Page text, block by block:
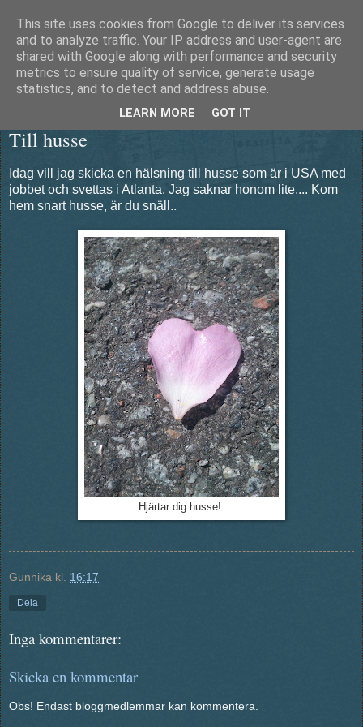
Äventyrshunden Diesel
Till husse
Idag vill jag skicka en hälsning till husse som är i USA med
jobbet och svettas i Atlanta. Jag saknar honom lite.... Kom
hem snart husse, är du snäll..
Hjärtar dig husse!
Gunnika kl. 16:17
Dela
Inga kommentarer:
Skicka en kommentar
Obs! Endast bloggmedlemmar kan kommentera.
This site uses cookies from Google to deliver its services
and to analyze traffic. Your IP address and user-agent are
shared with Google along with performance and security
metrics to ensure quality of service, generate usage
statistics, and to detect and address abuse.
LEARN MORE GOT IT